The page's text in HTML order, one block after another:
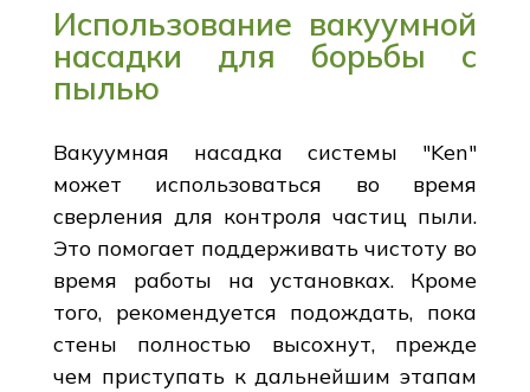
Использование вакуумной
насадки для борьбы с
пылью
Вакуумная насадка системы "Ken"
может использоваться во время
сверления для контроля частиц пыли.
Это помогает поддерживать чистоту во
время работы на установках. Кроме
того, рекомендуется подождать, пока
стены полностью высохнут, прежде
чем приступать к дальнейшим этапам